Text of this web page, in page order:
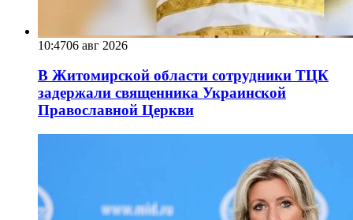
10:4706 авг 2026
В Житомирской области сотрудники ТЦК
задержали священника Украинской
Православной Церкви